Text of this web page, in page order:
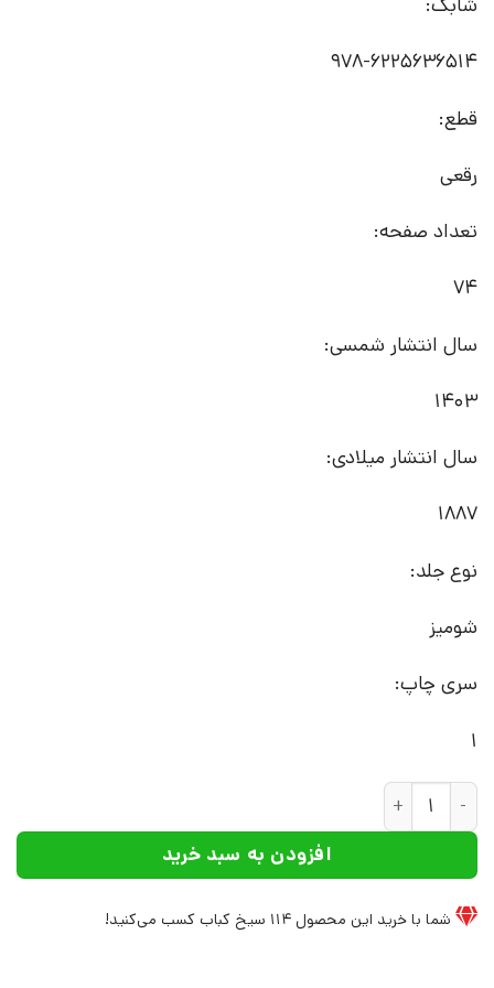
978-6225636514
قطع:
رقعی
تعداد صفحه:
74
سال انتشار شمسی:
1403
سال انتشار میلادی:
1887
نوع جلد:
شومیز
سری چاپ:
1
کتاب ایوانف | انتشارات یکشنبه عدد
افزودن به سبد خرید
شما با خرید این محصول 114 سیخ کباب کسب می‌کنید!